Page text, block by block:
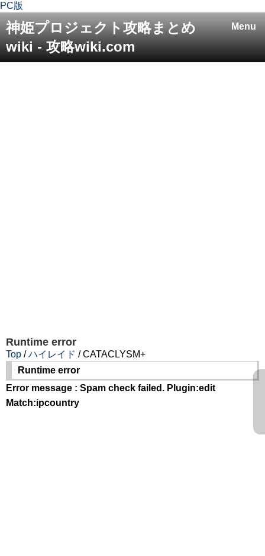
PC版
Menu
神姫プロジェクト攻略まとめ
wiki - 攻略wiki.com
Runtime error
Top /ハイレイド / CATACLYSM+
Runtime error
Error message : Spam check failed. Plugin:edit
Match:ipcountry